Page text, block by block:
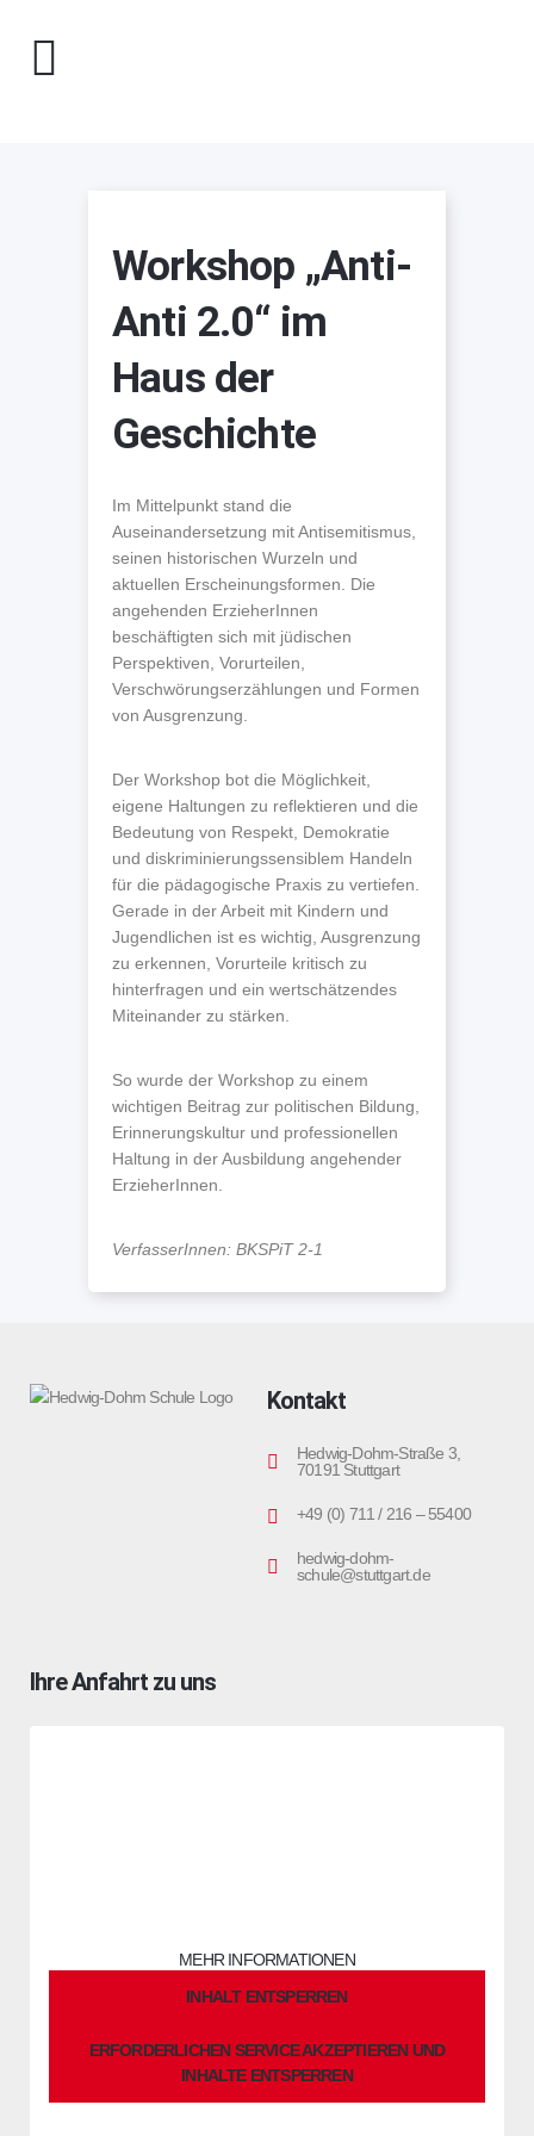
Workshop „Anti-
Anti 2.0“ im
Haus der
Geschichte
Im Mittelpunkt stand die
Auseinandersetzung mit Antisemitismus,
seinen historischen Wurzeln und
aktuellen Erscheinungsformen. Die
angehenden ErzieherInnen
beschäftigten sich mit jüdischen
Perspektiven, Vorurteilen,
Verschwörungserzählungen und Formen
von Ausgrenzung.
Der Workshop bot die Möglichkeit,
eigene Haltungen zu reflektieren und die
Bedeutung von Respekt, Demokratie
und diskriminierungssensiblem Handeln
für die pädagogische Praxis zu vertiefen.
Gerade in der Arbeit mit Kindern und
Jugendlichen ist es wichtig, Ausgrenzung
zu erkennen, Vorurteile kritisch zu
hinterfragen und ein wertschätzendes
Miteinander zu stärken.
So wurde der Workshop zu einem
wichtigen Beitrag zur politischen Bildung,
Erinnerungskultur und professionellen
Haltung in der Ausbildung angehender
ErzieherInnen.
VerfasserInnen: BKSPiT 2-1
Kontakt
Hedwig-Dohm-Straße 3,
70191 Stuttgart
+49 (0) 711 / 216 – 55400
hedwig-dohm-
schule@stuttgart.de
Ihre Anfahrt zu uns
MEHR INFORMATIONEN
INHALT ENTSPERREN
ERFORDERLICHEN SERVICE AKZEPTIEREN UND
INHALTE ENTSPERREN